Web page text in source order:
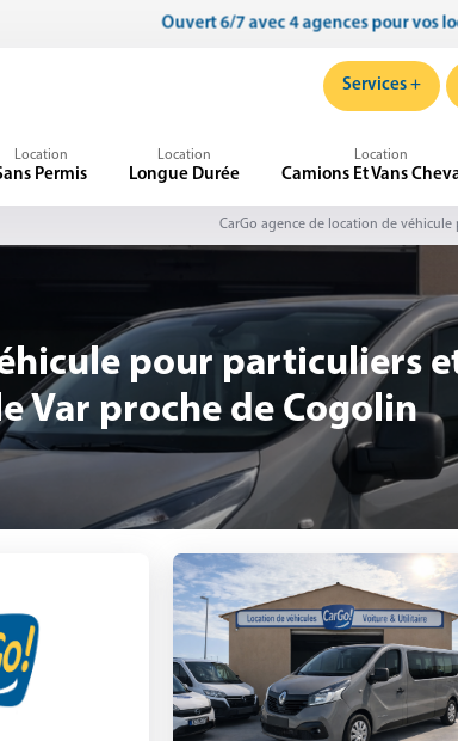
Services +
Location
Permis
Location
Longue Durée
Location
Camions Et Vans
CarGo agence de location de
pour particuliers
Var proche de Cogolin